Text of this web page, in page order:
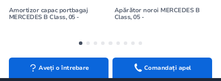
Amortizor capac portbagaj
MERCEDES B Class, 05 -
Apărător noroi MERCEDES B
Class, 05 -
Aveți o întrebare Comandați apel